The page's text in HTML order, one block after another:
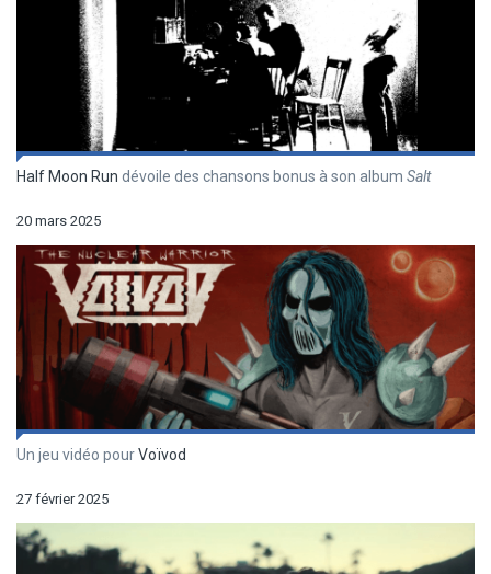
Half Moon Run dévoile des chansons bonus à son album Salt
20 mars 2025
Un jeu vidéo pourVoïvod
27 février 2025